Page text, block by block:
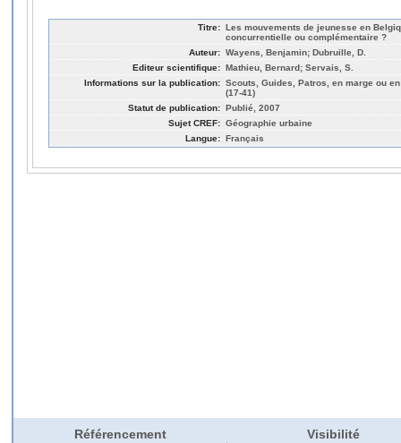
Titre: Les mouvements de jeunesse en
concurrentielle ou complémentaire ?
Auteur: Wayens, Benjamin; Dubruille, D.
Editeur scientifique: Mathieu, Bernard; Servais, S.
Informations sur la publication: Scouts, Guides, Patros, en marge ou
(17-41)
Statut de publication: Publié, 2007
Sujet CREF: Géographie urbaine
Langue: Français
Référencement Visibilité